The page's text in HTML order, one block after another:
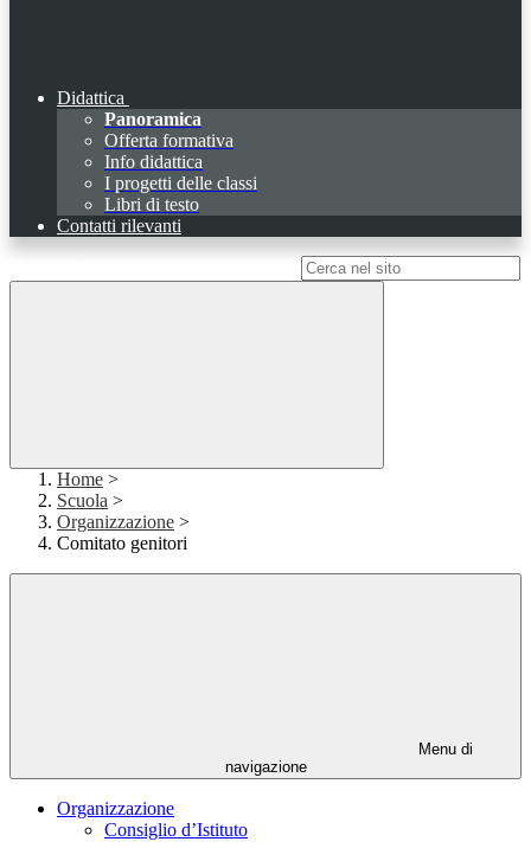
Didattica
Panoramica
Offerta formativa
Info didattica
I progetti delle classi
Libri di testo
Contatti rilevanti
Home >
Scuola >
Organizzazione >
Comitato genitori
Menu di
navigazione
Organizzazione
Consiglio d’Istituto